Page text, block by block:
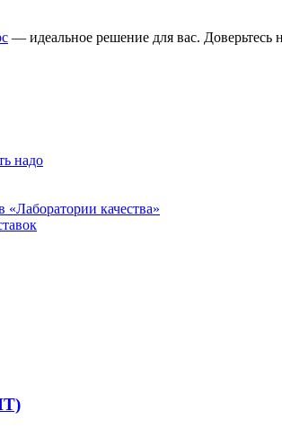
— идеальное решение для вас.
надо
качества»